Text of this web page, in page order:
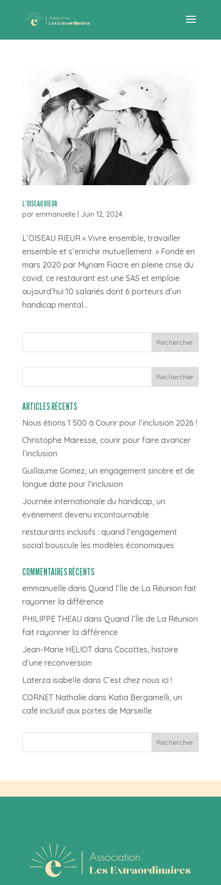
L’OISEAU RIEUR
par emmanuelle| Juin 12, 2024
L’OISEAU RIEUR « Vivre ensemble, travailler
ensemble et s’enrichir mutuellement. » Fondé en
mars 2020 par Myriam Fiacre en pleine crise du
covid, ce restaurant est une SAS et emploie
aujourd’hui 10 salariés dont 6 porteurs d’un
handicap mental...
Rechercher
ARTICLES RÉCENTS
Nous étions 1 500 à Courir pour l’inclusion 2026 !
Christophe Mairesse, courir pour faire avancer
l’inclusion
Guillaume Gomez, un engagement sincère et de
longue date pour l’inclusion
Journée internationale du handicap, un
événement devenu incontournable
restaurants inclusifs : quand l’engagement
social bouscule les modèles économiques
COMMENTAIRES RÉCENTS
emmanuelledans Quand l’Île de La Réunion fait
rayonner la différence
PHILIPPE THEAU dans Quand l’Île de La Réunion
fait rayonner la différence
Jean-Marie HELIOTdans Cocottes, histoire
d’une reconversion
Laterza isabelledans C’est chez nous ici !
CORNET Nathaliedans Katia Bergamelli, un
café inclusif aux portes de Marseille
Rechercher